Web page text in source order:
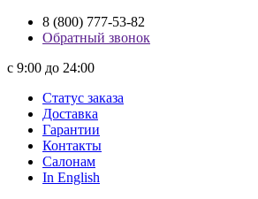
8 (800) 777-53-82
Обратный звонок
с 9:00 до 24:00
Статус заказа
Доставка
Гарантии
Контакты
Салонам
In English